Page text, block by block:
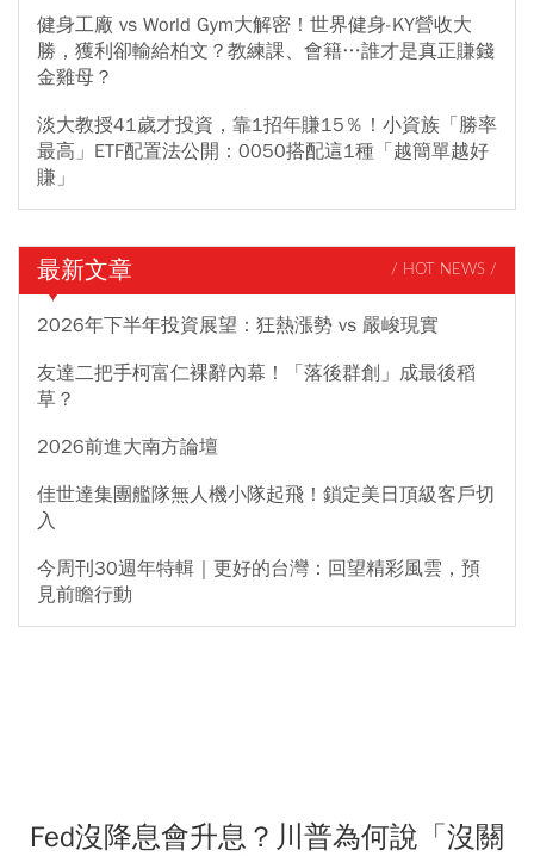
健身工廠 vs World Gym大解密！世界健身-KY營收大
勝，獲利卻輸給柏文？教練課、會籍…誰才是真正賺錢
金雞母？
淡大教授41歲才投資，靠1招年賺15％！小資族「勝率
最高」ETF配置法公開：0050搭配這1種「越簡單越好
賺」
最新文章 / HOT NEWS /
2026年下半年投資展望：狂熱漲勢 vs 嚴峻現實
友達二把手柯富仁裸辭內幕！「落後群創」成最後稻
草？
2026前進大南方論壇
佳世達集團艦隊無人機小隊起飛！鎖定美日頂級客戶切
入
今周刊30週年特輯｜更好的台灣：回望精彩風雲，預
見前瞻行動
Fed沒降息會升息？川普為何說「沒關